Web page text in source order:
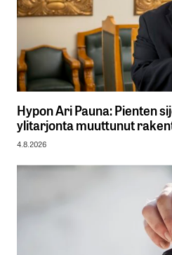
Hypon Ari Pauna: Pienten
ylitarjonta muuttunut
4.8.2026